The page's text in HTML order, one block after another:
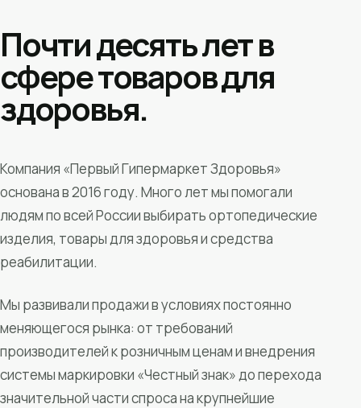
Почти десять лет в
сфере товаров для
здоровья.
Компания «Первый Гипермаркет Здоровья»
основана в 2016 году. Много лет мы помогали
людям по всей России выбирать ортопедические
изделия, товары для здоровья и средства
реабилитации.
Мы развивали продажи в условиях постоянно
меняющегося рынка: от требований
производителей к розничным ценам и внедрения
системы маркировки «Честный знак» до перехода
значительной части спроса на крупнейшие